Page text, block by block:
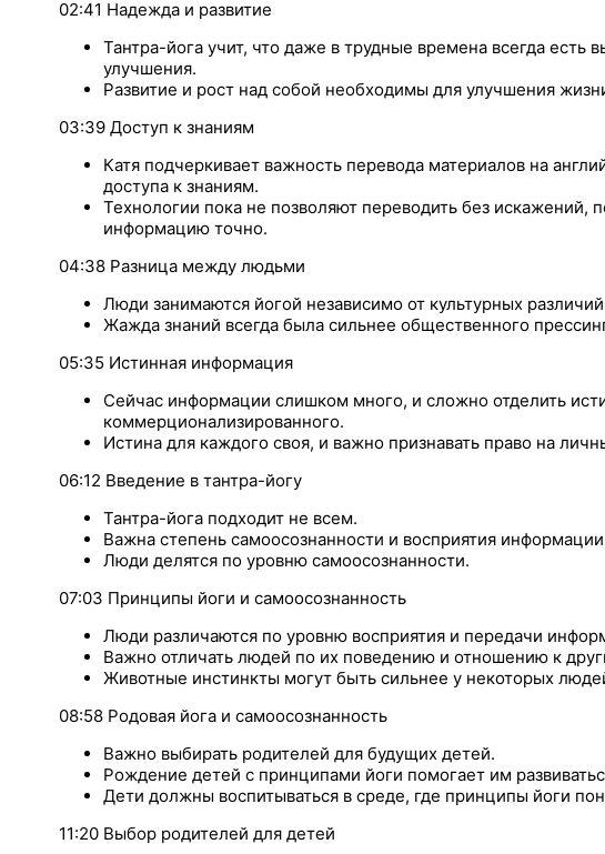
02:41 Надежда и развитие
Тантра-йога учит, что даже в трудные времена всегда есть
улучшения.
Развитие и рост над собой необходимы для улучшения
03:39 Доступ к знаниям
Катя подчеркивает важность перевода материалов на
доступа к знаниям.
Технологии пока не позволяют переводить без искажений,
информацию точно.
04:38 Разница между людьми
Люди занимаются йогой независимо от культурных
Жажда знаний всегда была сильнее общественного
05:35 Истинная информация
Сейчас информации слишком много, и сложно отделить
коммерционализированного.
Истина для каждого своя, и важно признавать право на
06:12 Введение в тантра-йогу
Тантра-йога подходит не всем.
Важна степень самоосознанности и восприятия
Люди делятся по уровню самоосознанности.
07:03 Принципы йоги и самоосознанность
Люди различаются по уровню восприятия и передачи
Важно отличать людей по их поведению и отношению к
Животные инстинкты могут быть сильнее у некоторых
08:58 Родовая йога и самоосознанность
Важно выбирать родителей для будущих детей.
Рождение детей с принципами йоги помогает им
Дети должны воспитываться в среде, где принципы йоги
11:20 Выбор родителей для детей